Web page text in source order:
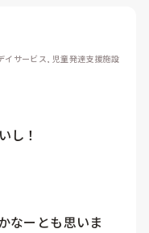
サービス, 児童発達支援施設
し！
なーとも思いま